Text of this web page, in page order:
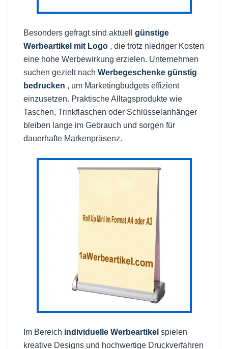
Besonders gefragt sind aktuell günstige
Werbeartikel mit Logo , die trotz niedriger Kosten
eine hohe Werbewirkung erzielen. Unternehmen
suchen gezielt nach Werbegeschenke günstig
bedrucken , um Marketingbudgets effizient
einzusetzen. Praktische Alltagsprodukte wie
Taschen, Trinkflaschen oder Schlüsselanhänger
bleiben lange im Gebrauch und sorgen für
dauerhafte Markenpräsenz.
Im Bereich individuelle Werbeartikel spielen
kreative Designs und hochwertige Druckverfahren